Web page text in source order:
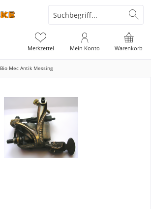
Warenkorb
Merkzettel Mein Konto
Bio Mec Antik Messing